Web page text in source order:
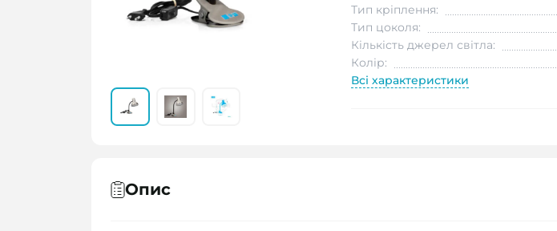
Тип кріплення:
Тип цоколя:
Кількість джерел світла:
Колір:
Всі характеристики
Опис